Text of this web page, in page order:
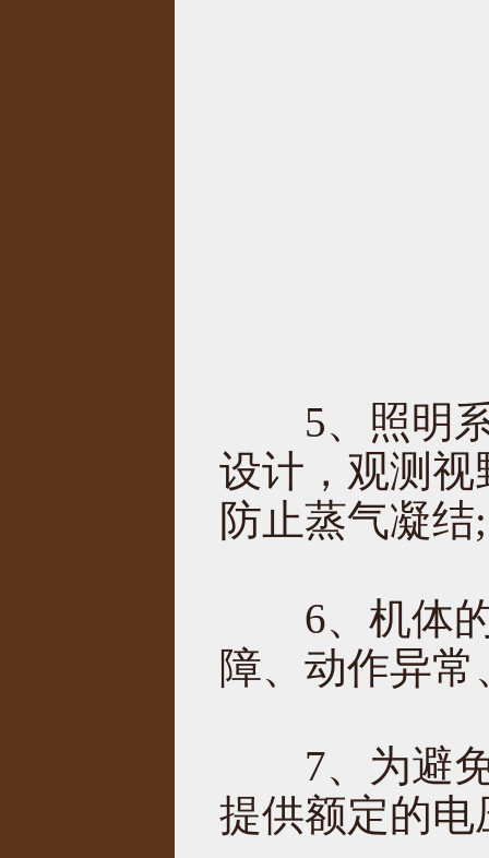
5、照明系
设计，观测
防止蒸气凝结;
6、机体的
障、动作异
7、为避免
提供额定的